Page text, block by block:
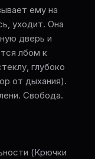
ему на
уходит. Она
дверь и
лбом к
глубоко
от дыхания).
Свобода.
(Крючки